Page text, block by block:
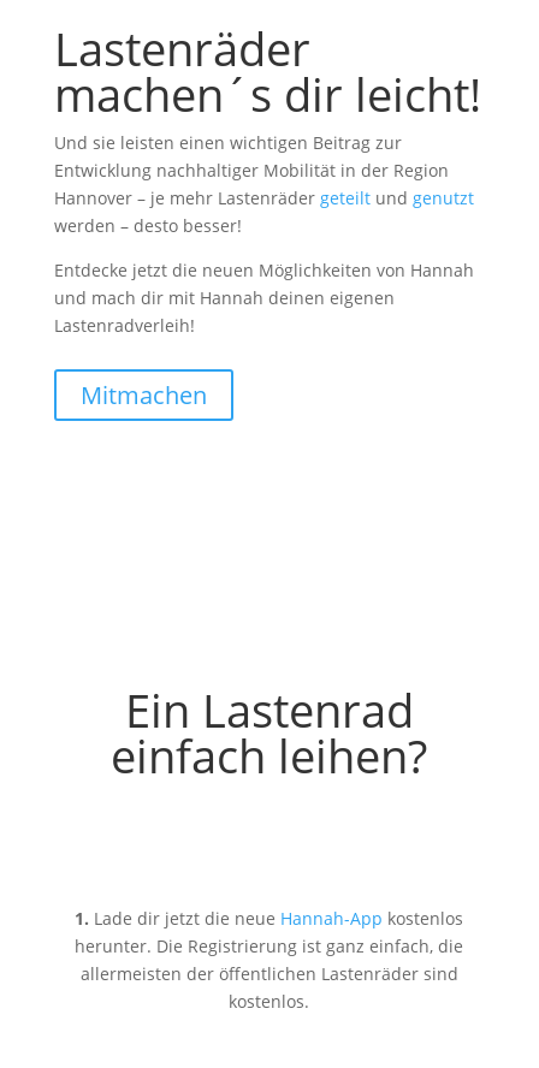
Lastenräder
machen´s dir leicht!
Und sie leisten einen wichtigen Beitrag zur
Entwicklung nachhaltiger Mobilität in der Region
Hannover – je mehr Lastenräder geteiltund genutzt
werden – desto besser!
Entdecke jetzt die neuen Möglichkeiten von Hannah
und mach dir mit Hannah deinen eigenen
Lastenradverleih!
Mitmachen
Ein Lastenrad
einfach leihen?
1. Lade dir jetzt die neue Hannah-App kostenlos
herunter. Die Registrierung ist ganz einfach, die
allermeisten der öffentlichen Lastenräder sind
kostenlos.